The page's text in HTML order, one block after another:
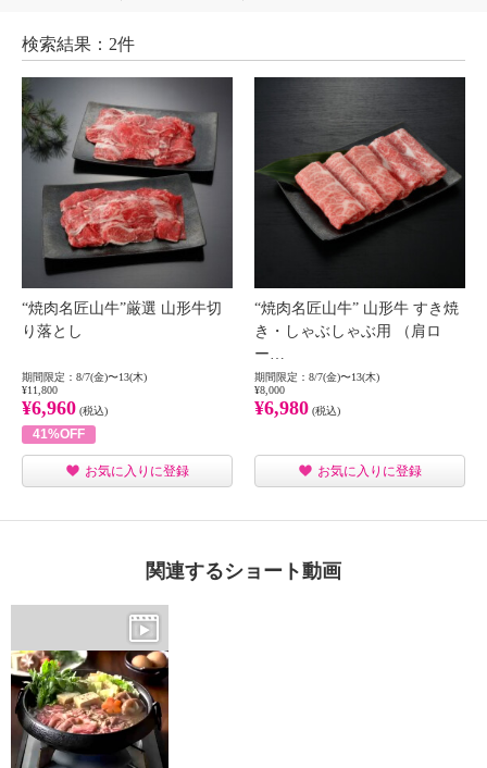
検索結果：2件
“焼肉名匠山牛”厳選 山形牛切
り落とし
期間限定：8/7(金)〜13(木)
¥11,800
¥6,960 (税込)
41%OFF
お気に入りに登録
“焼肉名匠山牛” 山形牛 すき焼
き・しゃぶしゃぶ用 （肩ロ
ー…
期間限定：8/7(金)〜13(木)
¥8,000
¥6,980 (税込)
お気に入りに登録
関連するショート動画